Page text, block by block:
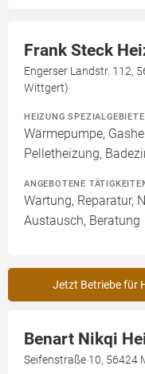
Frank Steck
Engerser Landstr. 112,
Wittgert)
HEIZUNG SPEZIALGEBIETE
Wärmepumpe,
Pelletheizung,
ANGEBOTENE
Wartung, Reparatur,
Austausch, Beratung
Jetzt Betriebe für
Benart Nikqi
Seifenstraße 10, 56424